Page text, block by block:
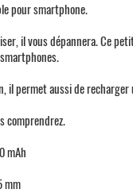
pour smartphone.
il vous dépannera. Ce
il permet aussi de
comprendrez.
mAh
mm